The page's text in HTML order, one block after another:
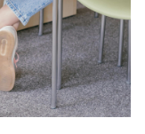
la guerre, des
de